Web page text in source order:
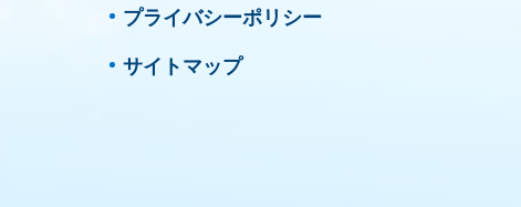
プライバシーポリシー
サイトマップ